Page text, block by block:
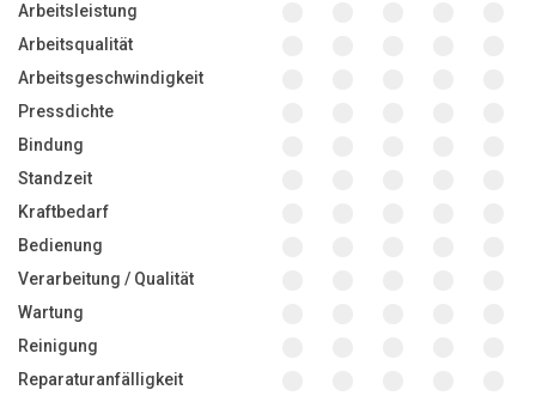
Arbeitsleistung
Arbeitsqualität
Arbeitsgeschwindigkeit
Pressdichte
Bindung
Standzeit
Kraftbedarf
Bedienung
Verarbeitung / Qualität
Wartung
Reinigung
Reparaturanfälligkeit